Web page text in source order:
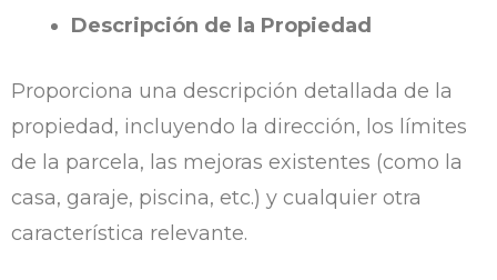
Descripción de la Propiedad
Proporciona una descripción detallada de la
propiedad, incluyendo la dirección, los límites
de la parcela, las mejoras existentes (como la
casa, garaje, piscina, etc.) y cualquier otra
característica relevante.